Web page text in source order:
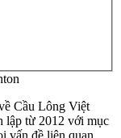
Cầu Lông Việt
lập từ 2012 với mục
vấn đề liên quan